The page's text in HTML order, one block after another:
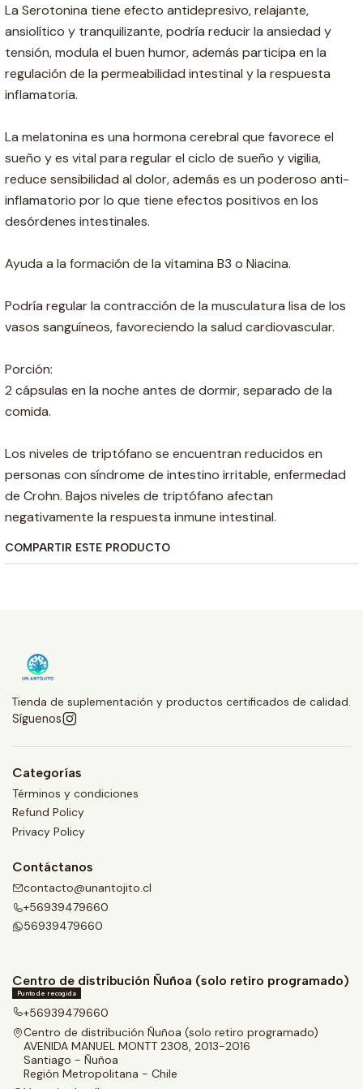
La Serotonina tiene efecto antidepresivo, relajante,
ansiolítico y tranquilizante, podría reducir la ansiedad y
tensión, modula el buen humor, además participa en la
regulación de la permeabilidad intestinal y la respuesta
inflamatoria.
La melatonina es una hormona cerebral que favorece el
sueño y es vital para regular el ciclo de sueño y vigilia,
reduce sensibilidad al dolor, además es un poderoso anti-
inflamatorio por lo que tiene efectos positivos en los
desórdenes intestinales.
Ayuda a la formación de la vitamina B3 o Niacina.
Podría regular la contracción de la musculatura lisa de los
vasos sanguíneos, favoreciendo la salud cardiovascular.
Porción:
2 cápsulas en la noche antes de dormir, separado de la
comida.
Los niveles de triptófano se encuentran reducidos en
personas con síndrome de intestino irritable, enfermedad
de Crohn. Bajos niveles de triptófano afectan
negativamente la respuesta inmune intestinal.
COMPARTIR ESTE PRODUCTO
Tienda de suplementación y productos certificados de calidad.
Síguenos
Categorías
Términos y condiciones
Refund Policy
Privacy Policy
Contáctanos
contacto@unantojito.cl
+56939479660
56939479660
Centro de distribución Ñuñoa (solo retiro programado)
Punto de recogida
+56939479660
Centro de distribución Ñuñoa (solo retiro programado)
AVENIDA MANUEL MONTT 2308, 2013-2016
Santiago - Ñuñoa
Región Metropolitana - Chile